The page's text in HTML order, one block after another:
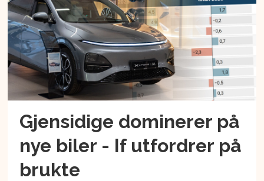
Gjensidige dominerer på
nye biler - If utfordrer på
brukte